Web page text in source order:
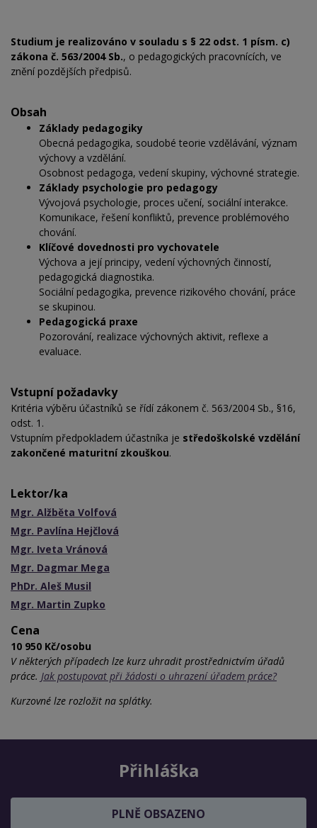
Studium je realizováno v souladu s § 22 odst. 1 písm. c)
zákona č. 563/2004 Sb., o pedagogických pracovnících, ve
znění pozdějších předpisů.
Obsah
Základy pedagogiky
Obecná pedagogika, soudobé teorie vzdělávání, význam
výchovy a vzdělání.
Osobnost pedagoga, vedení skupiny, výchovné strategie.
Základy psychologie pro pedagogy
Vývojová psychologie, proces učení, sociální interakce.
Komunikace, řešení konfliktů, prevence problémového
chování.
Klíčové dovednosti pro vychovatele
Výchova a její principy, vedení výchovných činností,
pedagogická diagnostika.
Sociální pedagogika, prevence rizikového chování, práce
se skupinou.
Pedagogická praxe
Pozorování, realizace výchovných aktivit, reflexe a
evaluace.
Vstupní požadavky
Kritéria výběru účastníků se řídí zákonem č. 563/2004 Sb., §16,
odst. 1.
Vstupním předpokladem účastníka je středoškolské vzdělání
zakončené maturitní zkouškou.
Lektor/ka
Mgr. Alžběta Volfová
Mgr. Pavlína Hejčlová
Mgr. Iveta Vránová
Mgr. Dagmar Mega
PhDr. Aleš Musil
Mgr. Martin Zupko
Cena
10 950 Kč/osobu
V některých případech lze kurz uhradit prostřednictvím úřadů
práce. Jak postupovat při žádosti o uhrazení úřadem práce?
Kurzovné lze rozložit na splátky.
Přihláška
PLNĚ OBSAZENO